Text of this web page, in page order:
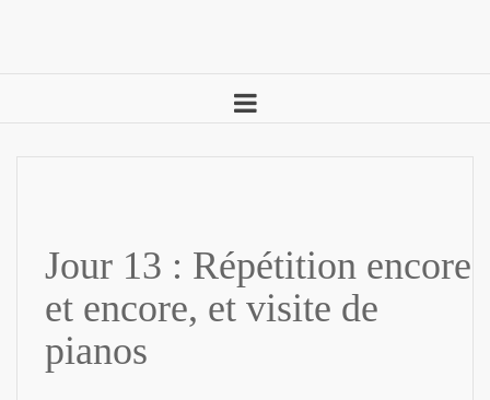
Jour 13 : Répétition encore
et encore, et visite de
pianos